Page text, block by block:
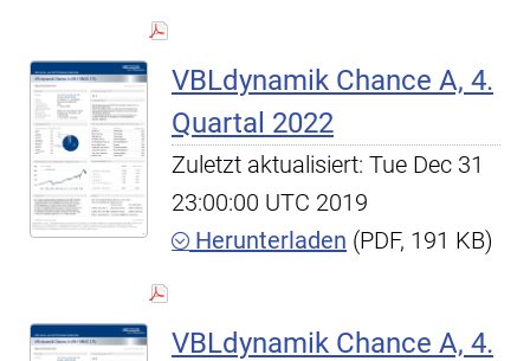
VBLdynamik Chance A, 4.
Quartal 2022
Zuletzt aktualisiert: Tue Dec 31
23:00:00 UTC 2019
Herunterladen (PDF, 191 KB)
VBLdynamik Chance A, 4.